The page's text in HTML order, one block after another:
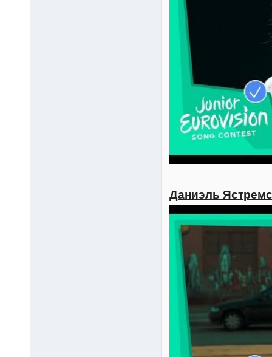
Даниэль